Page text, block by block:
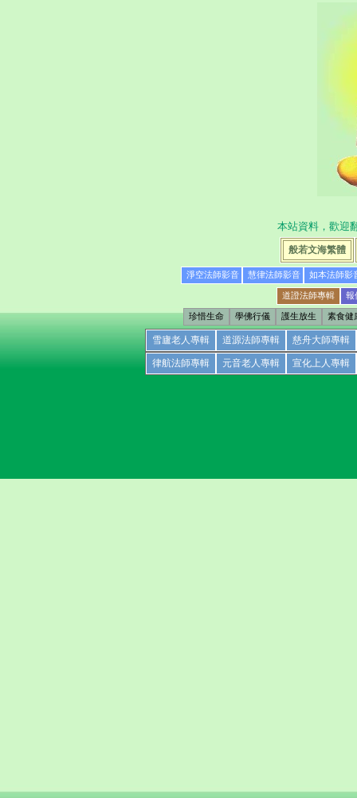
本站資料，歡迎
般若文海繁體
淨空法師影音 慧律法師影音 如本法師影
道證法師專輯 報
珍惜生命 學佛行儀 護生放生 素食健
雪廬老人專輯 道源法師專輯 慈舟大師專輯
律航法師專輯 元音老人專輯 宣化上人專輯